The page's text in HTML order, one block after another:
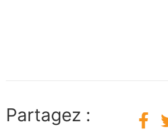
Partagez :